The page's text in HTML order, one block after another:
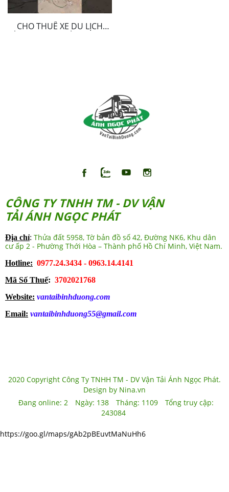
CHO THUÊ XE DU LỊCH
CÔNG TY TNHH TM - DV VẬN
TẢI ÁNH NGỌC PHÁT
Địa chỉ: Thửa đất 5958, Tờ bản đồ số 42, Đường NK6, Khu dân
cư ấp 2 - Phường Thới Hòa – Thành phố Hồ Chí Minh, Việt Nam.
Hotline: 0977.24.3434 - 0963.14.4141
Mã Số Thuế: 3702021768
Website: vantaibinhduong.com
Email: vantaibinhduong55@gmail.com
2020 Copyright Công Ty TNHH TM - DV Vận Tải Ánh Ngọc Phát.
Design by Nina.vn
Đang online: 2 Ngày: 138 Tháng: 1109
Tổng truy cập:
243084
https://goo.gl/maps/gAb2pBEuvtMaNuHh6